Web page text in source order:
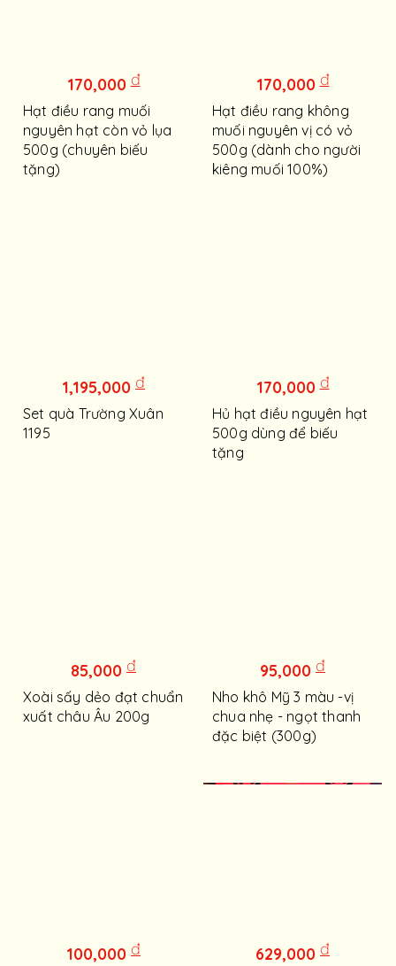
170,000 đ
Hạt điều rang muối
nguyên hạt còn vỏ lụa
500g (chuyên biếu
tặng)
170,000 đ
Hạt điều rang không
muối nguyên vị có vỏ
500g (dành cho người
kiêng muối 100%)
1,195,000 đ
Set quà Trường Xuân
1195
170,000 đ
Hủ hạt điều nguyên hạt
500g dùng để biếu
tặng
85,000 đ
Xoài sấy dẻo đạt chuẩn
xuất châu Âu 200g
95,000 đ
Nho khô Mỹ 3 màu -vị
chua nhẹ - ngọt thanh
đặc biệt (300g)
100,000 đ 629,000 đ